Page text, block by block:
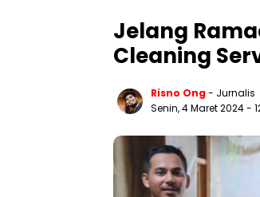
Jelang
Cleaning
Risno Ong- Jurnalis
Senin, 4 Maret 2024-